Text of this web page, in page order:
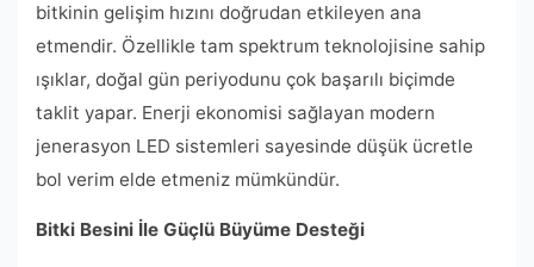
bitkinin gelişim hızını doğrudan etkileyen ana
etmendir. Özellikle tam spektrum teknolojisine sahip
ışıklar, doğal gün periyodunu çok başarılı biçimde
taklit yapar. Enerji ekonomisi sağlayan modern
jenerasyon LED sistemleri sayesinde düşük ücretle
bol verim elde etmeniz mümkündür.
Bitki Besini İle Güçlü Büyüme Desteği